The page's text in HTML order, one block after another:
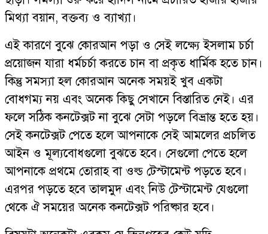
মিথ্যা বয়ান, বক্তব্য ও ব্যাখ্যা।
এই কারণে বুঝে কোরআন পড়া ও সেই লক্ষ্যে ইসলাম চর্চা
প্রয়োজন যারা ধর্মচর্চা করতে চান বা প্রকৃত ধার্মিক হতে চান।
কিন্তু সমস্যা হল কোরআন অনেক সময়ই খুব একটা
বোধগম্য নয় এবং অনেক কিছু সেখানে বিস্তারিত নেই। এর
ফলে সঠিক কনটেক্সট না বুঝে সেটা পড়লে বিভ্রান্ত হতে হয়।
সেই কনটেক্সট পেতে হলে আপনাকে সেই আমলের প্রচলিত
আইন ও মূল্যবোধগুলো বুঝতে হবে। সেগুলো পেতে হলে
আপনাকে প্রথমে তোরাহ বা ওল্ড টেস্টামেন্ট পড়তে হবে।
এরপর পড়তে হবে তালমুদ এবং নিউ টেস্টামেন্ট যেগুলো
থেকে ঐ সময়ের অনেক কনটেক্সট পরিষ্কার হবে।